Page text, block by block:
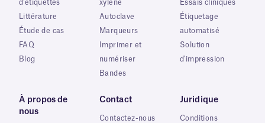
d'étiquettes
Littérature
Étude de cas
FAQ
Blog
xylène
Autoclave
Marqueurs
Imprimer et
numériser
Bandes
Essais cliniques
Étiquetage
automatisé
Solution
d'impression
À propos de
nous
Contact
Contactez-nous
Juridique
Conditions